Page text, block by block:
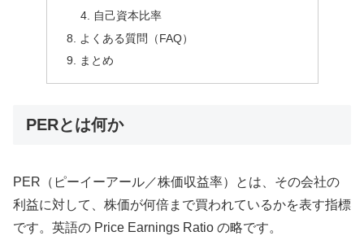
自己資本比率
よくある質問（FAQ）
まとめ
PERとは何か
PER（ピーイーアール／株価収益率）とは、その会社の
利益に対して、株価が何倍まで買われているかを表す指標
です。英語の Price Earnings Ratio の略です。